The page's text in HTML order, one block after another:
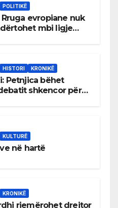
POLITIKË
Rruga evropiane nuk
mbi ligje
HISTORI KRONIKË
Petnjica bëhet
shkencor për
KULTURË
në hartë
KRONIKË
riemërohet drejtor